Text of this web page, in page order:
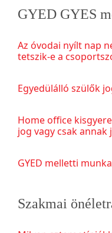
GYED GYES
Az óvodai nyílt nap
tetszik-e a
Egyedülálló szülők
Home office
jog vagy csak
GYED melletti
Szakmai